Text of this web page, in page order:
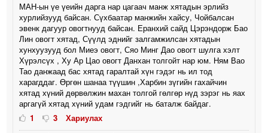
МАН-ын үе үеийн дарга нар цагаач манж хятадын эрлийз
хурлийзууд байсан. Сүхбаатар манжийн хайсу, Чойбалсан
эвенк дагуур овогтнууд байсан. Еранхий сайд Цэрэндорж Бао
Лин овогт хятад, Сүүлд эднийг залгамжилсан хятадын
хунхуузууд бол Миеэ овогт, Сяо Минг Дао овогт шулга хэлт
Хүрэлсүх , Ху Ар Цао овогт Данхан толгойт нар юм. Ням Вао
Тао данжаад бас хятад гаралтай хүн гэдэг нь ил тод
харагддаг. Өргөн шанаа түүшин ,Харбин зүгийн гахайчин
хятад хүний дөрвөлжин махан толгой гөлгөр нүд зэрэг нь яах
аргагүй хятад хүний удам гэдгийг нь баталж байдаг.
1
3
Хариулах